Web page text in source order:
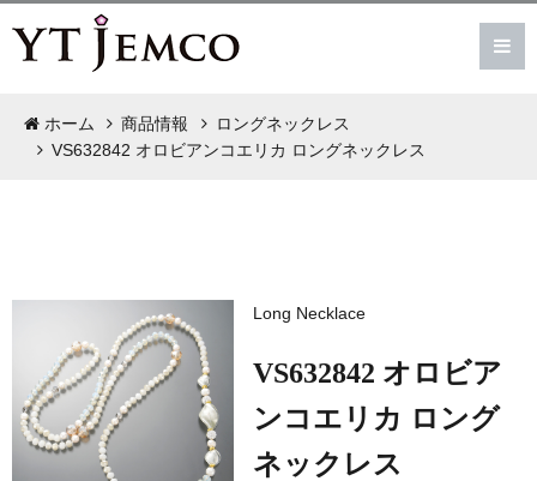
ホーム 商品情報
ロングネックレス
VS632842 オロビアンコエリカ ロングネックレス
Long Necklace
VS632842 オロビア
ンコエリカ ロング
ネックレス